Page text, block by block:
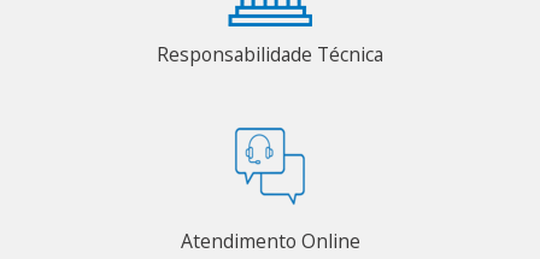
Responsabilidade Técnica
Atendimento Online